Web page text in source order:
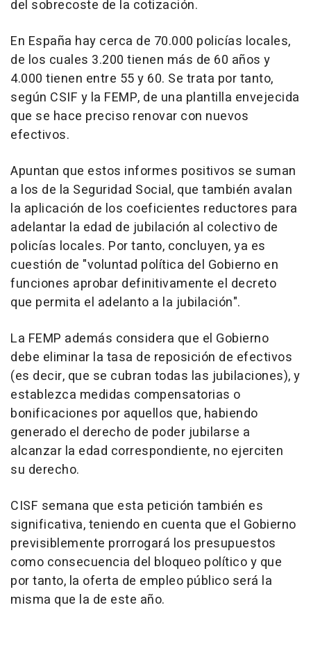
del sobrecoste de la cotización.
En España hay cerca de 70.000 policías locales,
de los cuales 3.200 tienen más de 60 años y
4.000 tienen entre 55 y 60. Se trata por tanto,
según CSIF y la FEMP, de una plantilla envejecida
que se hace preciso renovar con nuevos
efectivos.
Apuntan que estos informes positivos se suman
a los de la Seguridad Social, que también avalan
la aplicación de los coeficientes reductores para
adelantar la edad de jubilación al colectivo de
policías locales. Por tanto, concluyen, ya es
cuestión de "voluntad política del Gobierno en
funciones aprobar definitivamente el decreto
que permita el adelanto a la jubilación".
La FEMP además considera que el Gobierno
debe eliminar la tasa de reposición de efectivos
(es decir, que se cubran todas las jubilaciones), y
establezca medidas compensatorias o
bonificaciones por aquellos que, habiendo
generado el derecho de poder jubilarse a
alcanzar la edad correspondiente, no ejerciten
su derecho.
CISF semana que esta petición también es
significativa, teniendo en cuenta que el Gobierno
previsiblemente prorrogará los presupuestos
como consecuencia del bloqueo político y que
por tanto, la oferta de empleo público será la
misma que la de este año.